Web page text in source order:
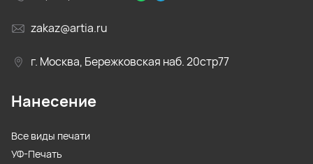
zakaz@artia.ru
г. Москва, Бережковская наб. 20стр77
Нанесение
Все виды печати
УФ-Печать